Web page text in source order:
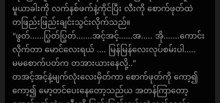
မူယာခါးကို လက်နစ်ဖက်နဲ့ကိုင်ပြီး လီးကို စောက်ဖုတ်ထဲ
တဖြည်းဖြည်းချင်းသွင်းလိုက်သည်။
“ဖွတ်……ပြွတ်ပြွတ်…….အင့်အင့်……အ….. အို…….ကောင်း
လိုက်တာ မောင်လေးရယ် …. မြန်မြန်လေးလုပ်စမ်းပါ…..
မမစောက်ပတ်က တအားယားနေလို့..”
တအင့်အင့်နဲ့မျက်လုံးလေးမှိတ်ကာ စောက်ဖုတ်ကို ကော့၍
ကော့၍ မော့တင်ပေးနေတော့သည်ယ အတန်ကြာတော့